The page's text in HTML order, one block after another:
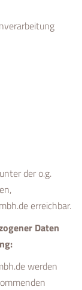
der o.g.
erreichbar.
Daten
werden